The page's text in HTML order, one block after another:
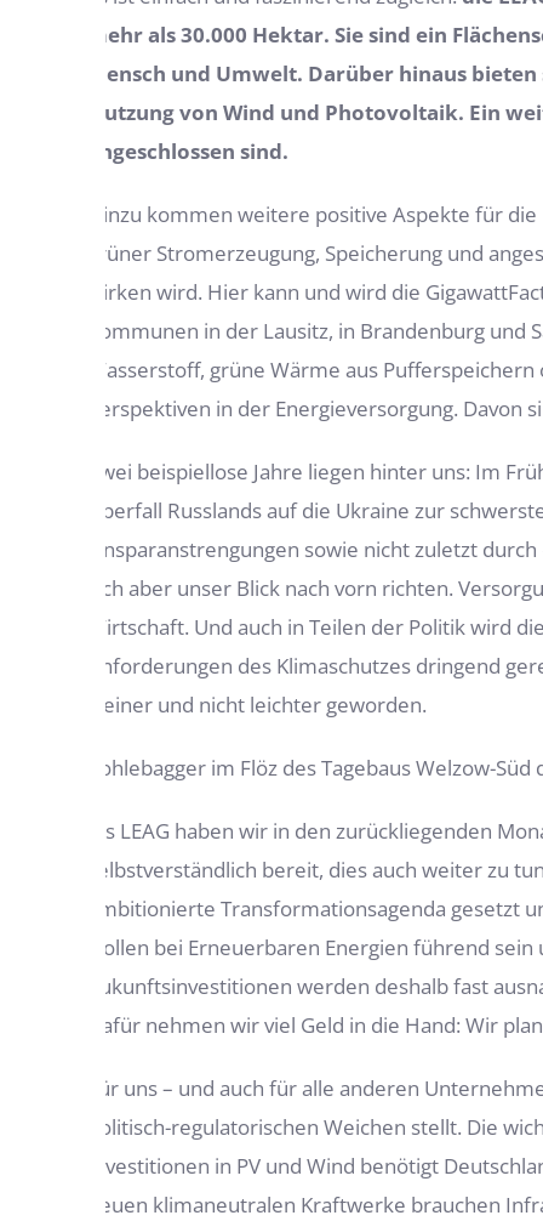
mehr als 30.000 Hektar. Sie sind ein
Mensch und Umwelt. Darüber hinaus
Nutzung von Wind und Photovoltaik. Ein
angeschlossen sind.
Hinzu kommen weitere positive Aspekte für
grüner Stromerzeugung, Speicherung und
wirken wird. Hier kann und wird die
Kommunen in der Lausitz, in Brandenburg
Wasserstoff, grüne Wärme aus
Perspektiven in der Energieversorgung. Davon
Zwei beispiellose Jahre liegen hinter uns: Im
Überfall Russlands auf die Ukraine zur
Einsparanstrengungen sowie nicht zuletzt
sich aber unser Blick nach vorn richten.
Wirtschaft. Und auch in Teilen der Politik wird
Anforderungen des Klimaschutzes dringend
kleiner und nicht leichter geworden.
Kohlebagger im Flöz des Tagebaus Welzow-
Als LEAG haben wir in den zurückliegenden
selbstverständlich bereit, dies auch weiter zu
ambitionierte Transformationsagenda gesetzt
wollen bei Erneuerbaren Energien führend
Zukunftsinvestitionen werden deshalb fast
Dafür nehmen wir viel Geld in die Hand: Wir
Für uns – und auch für alle anderen
politisch-regulatorischen Weichen stellt. Die
Investitionen in PV und Wind benötigt
neuen klimaneutralen Kraftwerke brauchen